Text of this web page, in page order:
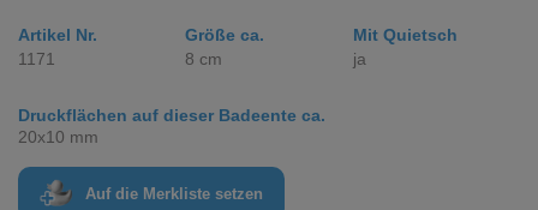
Artikel Nr.
1171
Größe ca.
8 cm
Mit Quietsch
ja
Druckflächen auf dieser Badeente ca.
20x10 mm
Auf die Merkliste setzen